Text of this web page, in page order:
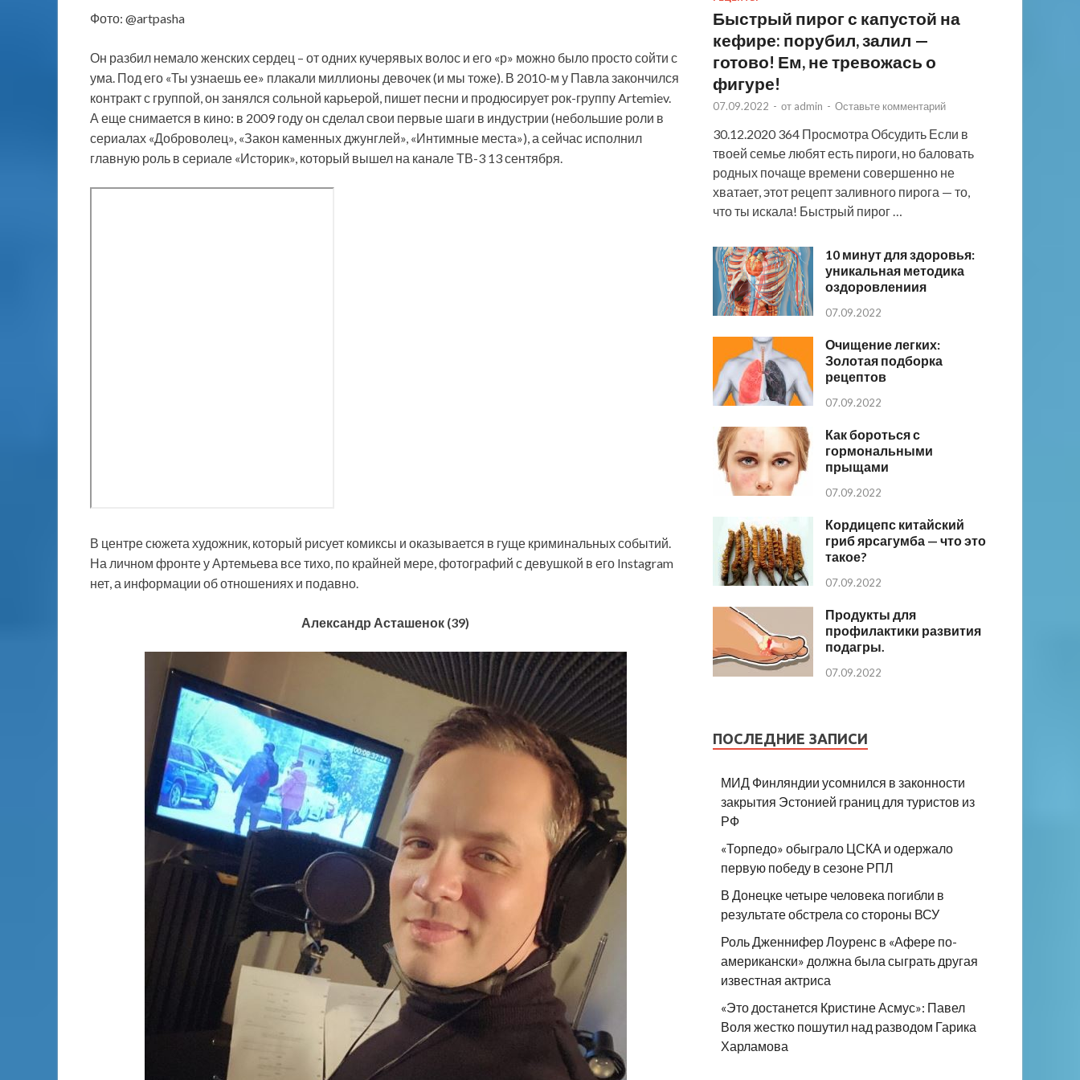
Фото: @artpasha
Он разбил немало женских сердец – от одних кучерявых волос и его «р» можно было просто сойти с
ума. Под его «Ты узнаешь ее» плакали миллионы девочек (и мы тоже). В 2010-м у Павла закончился
контракт с группой, он занялся сольной карьерой, пишет песни и продюсирует рок-группу Artemiev.
А еще снимается в кино: в 2009 году он сделал свои первые шаги в индустрии (небольшие роли в
сериалах «Доброволец», «Закон каменных джунглей», «Интимные места»), а сейчас исполнил
главную роль в сериале «Историк», который вышел на канале ТВ-3 13 сентября.
В центре сюжета художник, который рисует комиксы и оказывается в гуще криминальных событий.
На личном фронте у Артемьева все тихо, по крайней мере, фотографий с девушкой в его Instagram
нет, а информации об отношениях и подавно.
Александр Асташенок (39)
Быстрый пирог с капустой на
кефире: порубил, залил —
готово! Ем, не тревожась о
фигуре!
07.09.2022 - от admin - Оставьте комментарий
30.12.2020 364 Просмотра Обсудить Если в
твоей семье любят есть пироги, но баловать
родных почаще времени совершенно не
хватает, этот рецепт заливного пирога — то,
что ты искала! Быстрый пирог …
10 минут для здоровья:
уникальная методика
оздоровлениия
07.09.2022
Очищение легких:
Золотая подборка
рецептов
07.09.2022
Как бороться с
гормональными
прыщами
07.09.2022
Кордицепс китайский
гриб ярсагумба — что это
такое?
07.09.2022
Продукты для
профилактики развития
подагры.
07.09.2022
ПОСЛЕДНИЕ ЗАПИСИ
МИД Финляндии усомнился в законности
закрытия Эстонией границ для туристов из
РФ
«Торпедо» обыграло ЦСКА и одержало
первую победу в сезоне РПЛ
В Донецке четыре человека погибли в
результате обстрела со стороны ВСУ
Роль Дженнифер Лоуренс в «Афере по-
американски» должна была сыграть другая
известная актриса
«Это достанется Кристине Асмус»: Павел
Воля жестко пошутил над разводом Гарика
Харламова